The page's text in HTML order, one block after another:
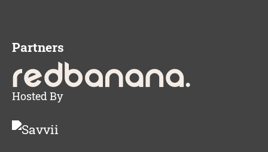
Partners
Hosted By